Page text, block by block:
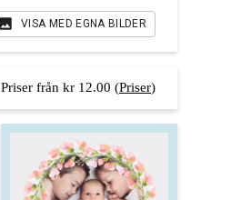
VISA MED EGNA BILDER
Priser från kr 12.00 (Priser)